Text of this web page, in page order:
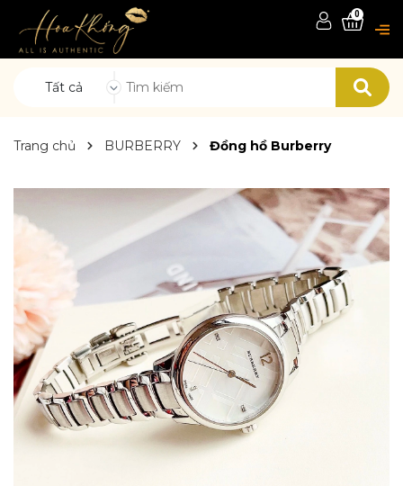
Tất cả
0
Trang chủ BURBERRY Đồng hồ Burberry